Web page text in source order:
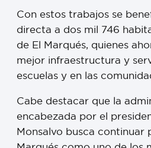
Con estos trabajos se
directa a dos mil 746
de El Marqués, quienes
mejor infraestructura y
escuelas y en las
Cabe destacar que la
encabezada por el
Monsalvo busca continuar